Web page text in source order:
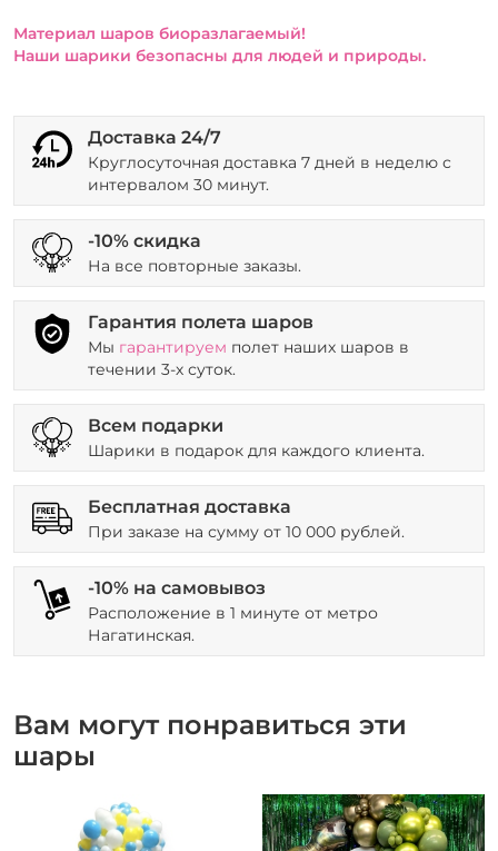
Материал шаров биоразлагаемый!
Наши шарики безопасны для людей и природы.
Доставка 24/7
Круглосуточная доставка 7 дней в неделю с
интервалом 30 минут.
-10% скидка
На все повторные заказы.
Гарантия полета шаров
Мы гарантируем полет наших шаров в
течении 3-х суток.
Всем подарки
Шарики в подарок для каждого клиента.
Бесплатная доставка
При заказе на сумму от 10 000 рублей.
-10% на самовывоз
Расположение в 1 минуте от метро
Нагатинская.
Вам могут понравиться эти
шары